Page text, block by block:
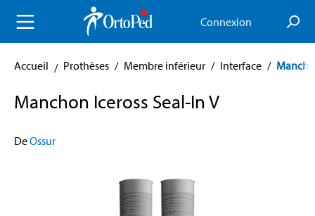
principal Connexion
Accueil Prothèses / Membre inférieur / Interface /
Manchon Iceross Seal-In V
DeOssur